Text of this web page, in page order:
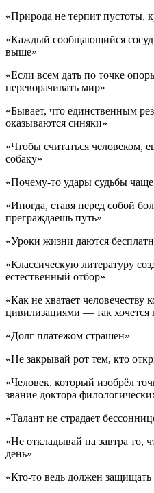
«Природа не терпит пустоты,
«Каждый сообщающийся сосуд
выше»
«Если всем дать по точке
переворачивать мир»
«Бывает, что единственным
оказываются синяки»
«Чтобы считаться человеком,
собаку»
«Почему-то удары судьбы
«Иногда, ставя перед собой
преграждаешь путь»
«Уроки жизни даются
«Классическую литературу
естественный отбор»
«Как не хватает человечеству
цивилизациями — так
«Долг платежом страшен»
«Не закрывай рот тем, кто
«Человек, который изобрёл
звание доктора
«Талант не страдает
«Не откладывай на завтра то,
день»
«Кто-то ведь должен